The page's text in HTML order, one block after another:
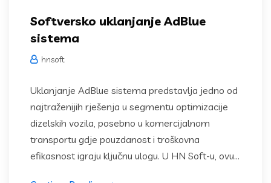
Softversko uklanjanje AdBlue
sistema
hnsoft
Uklanjanje AdBlue sistema predstavlja jedno od
najtraženijih rješenja u segmentu optimizacije
dizelskih vozila, posebno u komercijalnom
transportu gdje pouzdanost i troškovna
efikasnost igraju ključnu ulogu. U HN Soft-u, ovu...